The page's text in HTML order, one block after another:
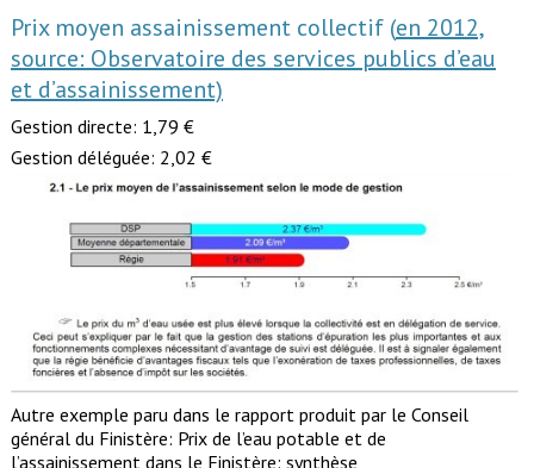
Prix moyen assainissement collectif (en 2012,
source: Observatoire des services publics d’eau
et d’assainissement)
Gestion directe: 1,79 €
Gestion déléguée: 2,02 €
Autre exemple paru dans le rapport produit par le Conseil
général du Finistère: Prix de l’eau potable et de
l’assainissement dans le Finistère: synthèse